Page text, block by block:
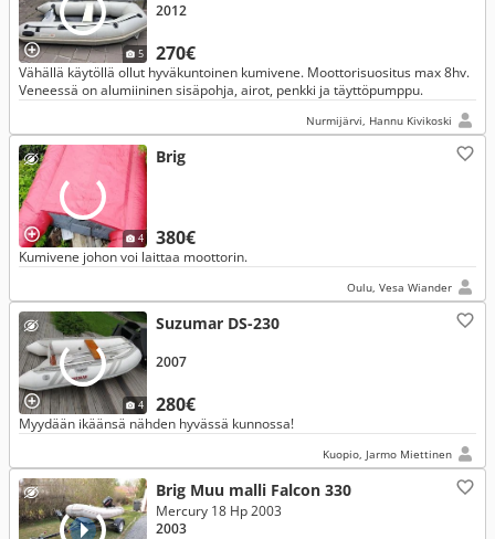
5 270€
2012
Vähällä käytöllä ollut hyväkuntoinen kumivene. Moottorisuositus max 8hv.
Veneessä on alumiininen sisäpohja, airot, penkki ja täyttöpumppu.
Nurmijärvi, Hannu Kivikoski
4
Brig
380€
Kumivene johon voi laittaa moottorin.
Oulu, Vesa Wiander
4
Suzumar DS-230
280€
2007
Myydään ikäänsä nähden hyvässä kunnossa!
Kuopio, Jarmo Miettinen
Brig Muu malli Falcon 330
Mercury 18 Hp 2003
2003